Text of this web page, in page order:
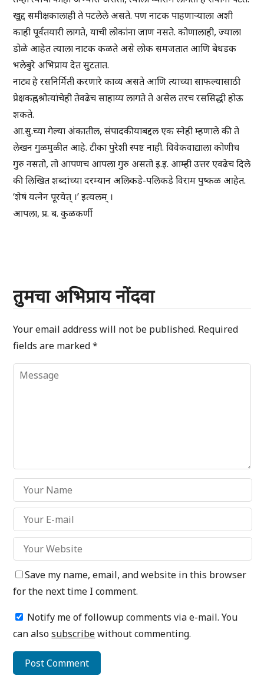
खुद्द समीक्षकालाही ते पटलेले असते. पण नाटक पाहणाऱ्याला अशी
काही पूर्वतयारी लागते, याची लोकांना जाण नसते. कोणालाही, ज्याला
डोळे आहेत त्याला नाटक कळते असे लोक समजतात आणि बेधडक
भलेबुरे अभिप्राय देत सुटतात.
नाट्य हे रसनिर्मिती करणारे काव्य असते आणि त्याच्या साफल्यासाठी
प्रेक्षकह्नश्रोत्यांचेही तेवढेच साहाय्य लागते ते असेल तरच रससिद्धी होऊ
शकते.
आ.सु.च्या गेल्या अंकातील, संपादकीयाबद्दल एक स्नेही म्हणाले की ते
लेखन गुळमुळीत आहे. टीका पुरेशी स्पष्ट नाही. विवेकवाद्याला कोणीच
गुरु नसतो, तो आपणच आपला गुरु असतो इ.इ. आम्ही उत्तर एवढेच दिले
की लिखित शब्दांच्या दरम्यान अलिकडे-पलिकडे विराम पुष्कळ आहेत.
‘शेषं यत्नेन पूरयेत् ।’ इत्यलम् ।
आपला, प्र. ब. कुळकर्णी
तुमचा अभिप्राय नोंदवा
Your email address will not be published. Required
fields are marked*
Save my name, email, and website in this browser
for the next time I comment.
Notify me of followup comments via e-mail. You
can alsosubscribewithout commenting.